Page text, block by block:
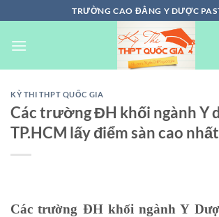
đến
nội
TRƯỜNG CAO ĐẲNG Y DƯỢC
KỲ THI THPT QUỐC GIA
Các trường ĐH khối ngành Y
TP.HCM lấy điểm sàn cao
Các trường ĐH khối ngành Y